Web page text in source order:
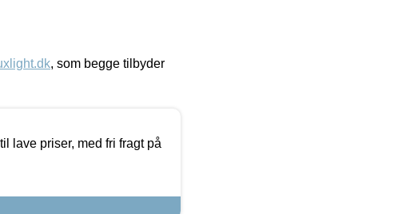
, som begge tilbyder
lave priser, med fri fragt på